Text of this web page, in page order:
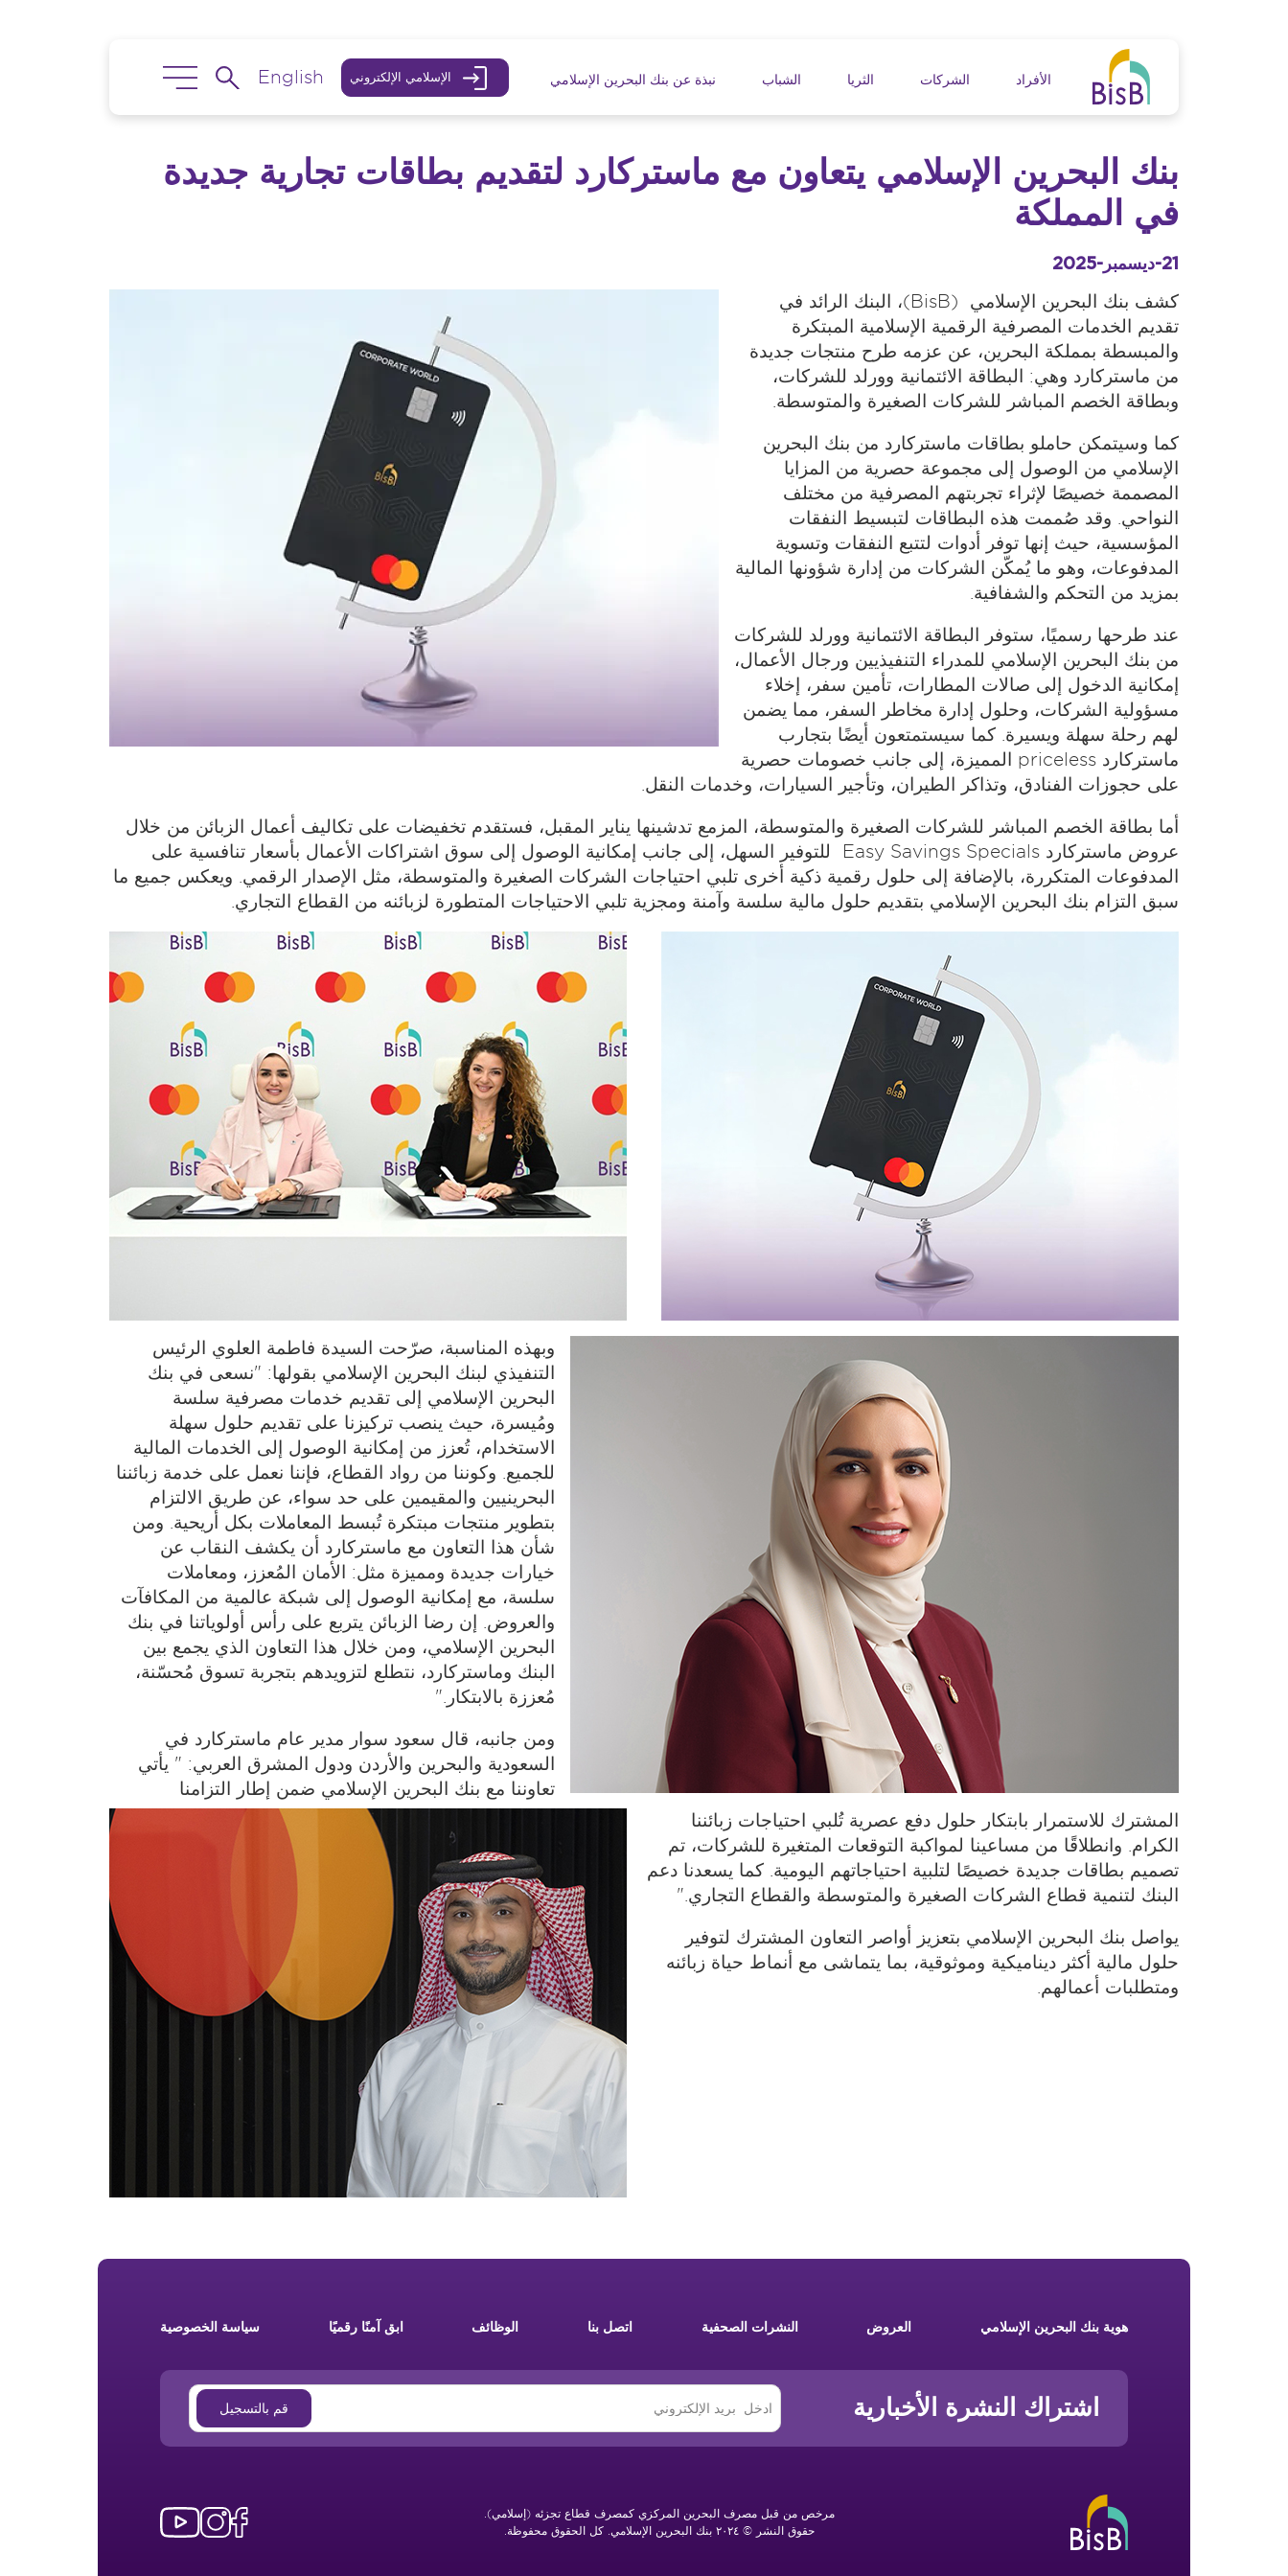
Main navigation
الأفراد الشركات الثريا الشباب نبذة عن بنك البحرين الإسلامي الإسلامي الإلكتروني English
بنك البحرين الإسلامي يتعاون مع ماستركارد لتقديم بطاقات تجارية جديدة
في المملكة
21-ديسمبر-2025
كشف بنك البحرين الإسلامي (BisB)، البنك الرائد في
تقديم الخدمات المصرفية الرقمية الإسلامية المبتكرة
والمبسطة بمملكة البحرين، عن عزمه طرح منتجات جديدة
من ماستركارد وهي: البطاقة الائتمانية وورلد للشركات،
وبطاقة الخصم المباشر للشركات الصغيرة والمتوسطة.
كما وسيتمكن حاملو بطاقات ماستركارد من بنك البحرين
الإسلامي من الوصول إلى مجموعة حصرية من المزايا
المصممة خصيصًا لإثراء تجربتهم المصرفية من مختلف
النواحي. وقد صُممت هذه البطاقات لتبسيط النفقات
المؤسسية، حيث إنها توفر أدوات لتتبع النفقات وتسوية
المدفوعات، وهو ما يُمكّن الشركات من إدارة شؤونها المالية
بمزيد من التحكم والشفافية.
عند طرحها رسميًا، ستوفر البطاقة الائتمانية وورلد للشركات
من بنك البحرين الإسلامي للمدراء التنفيذيين ورجال الأعمال،
إمكانية الدخول إلى صالات المطارات، تأمين سفر، إخلاء
مسؤولية الشركات، وحلول إدارة مخاطر السفر، مما يضمن
لهم رحلة سهلة ويسيرة. كما سيستمتعون أيضًا بتجارب
ماستركارد priceless المميزة، إلى جانب خصومات حصرية
على حجوزات الفنادق، وتذاكر الطيران، وتأجير السيارات، وخدمات النقل.
أما بطاقة الخصم المباشر للشركات الصغيرة والمتوسطة، المزمع تدشينها يناير المقبل، فستقدم تخفيضات على تكاليف أعمال الزبائن من خلال
عروض ماستركارد Easy Savings Specials للتوفير السهل، إلى جانب إمكانية الوصول إلى سوق اشتراكات الأعمال بأسعار تنافسية على
المدفوعات المتكررة، بالإضافة إلى حلول رقمية ذكية أخرى تلبي احتياجات الشركات الصغيرة والمتوسطة، مثل الإصدار الرقمي. ويعكس جميع ما
سبق التزام بنك البحرين الإسلامي بتقديم حلول مالية سلسة وآمنة ومجزية تلبي الاحتياجات المتطورة لزبائنه من القطاع التجاري.
وبهذه المناسبة، صرّحت السيدة فاطمة العلوي الرئيس
التنفيذي لبنك البحرين الإسلامي بقولها: "نسعى في بنك
البحرين الإسلامي إلى تقديم خدمات مصرفية سلسة
ومُيسرة، حيث ينصب تركيزنا على تقديم حلول سهلة
الاستخدام، تُعزز من إمكانية الوصول إلى الخدمات المالية
للجميع. وكوننا من رواد القطاع، فإننا نعمل على خدمة زبائننا
البحرينيين والمقيمين على حد سواء، عن طريق الالتزام
بتطوير منتجات مبتكرة تُبسط المعاملات بكل أريحية. ومن
شأن هذا التعاون مع ماستركارد أن يكشف النقاب عن
خيارات جديدة ومميزة مثل: الأمان المُعزز، ومعاملات
سلسة، مع إمكانية الوصول إلى شبكة عالمية من المكافآت
والعروض. إن رضا الزبائن يتربع على رأس أولوياتنا في بنك
البحرين الإسلامي، ومن خلال هذا التعاون الذي يجمع بين
البنك وماستركارد، نتطلع لتزويدهم بتجربة تسوق مُحسّنة،
مُعززة بالابتكار."
ومن جانبه، قال سعود سوار مدير عام ماستركارد في
السعودية والبحرين والأردن ودول المشرق العربي: " يأتي
تعاوننا مع بنك البحرين الإسلامي ضمن إطار التزامنا
المشترك للاستمرار بابتكار حلول دفع عصرية تُلبي احتياجات زبائننا
الكرام. وانطلاقًا من مساعينا لمواكبة التوقعات المتغيرة للشركات، تم
تصميم بطاقات جديدة خصيصًا لتلبية احتياجاتهم اليومية. كما يسعدنا دعم
البنك لتنمية قطاع الشركات الصغيرة والمتوسطة والقطاع التجاري."
يواصل بنك البحرين الإسلامي بتعزيز أواصر التعاون المشترك لتوفير
حلول مالية أكثر ديناميكية وموثوقية، بما يتماشى مع أنماط حياة زبائنه
ومتطلبات أعمالهم.
Footer New
هوية بنك البحرين الإسلامي العروض النشرات الصحفية اتصل بنا الوظائف ابق آمنًا رقميًا سياسة الخصوصية
اشتراك النشرة الأخبارية
مرخص من قبل مصرف البحرين المركزي كمصرف قطاع تجزئه (إسلامي).
حقوق النشر © ٢٠٢٤ بنك البحرين الإسلامي. كل الحقوق محفوظة.